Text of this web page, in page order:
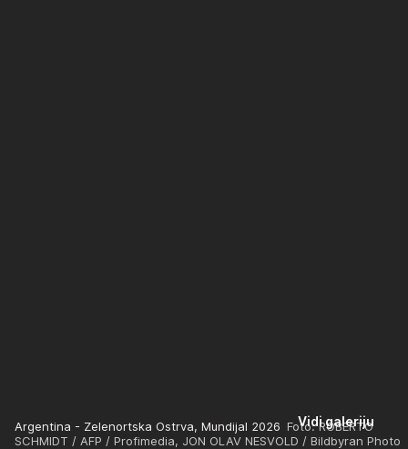
Vidi galeriju
Argentina - Zelenortska Ostrva, Mundijal 2026 Foto: ROBERTO
SCHMIDT / AFP / Profimedia, JON OLAV NESVOLD / Bildbyran Photo